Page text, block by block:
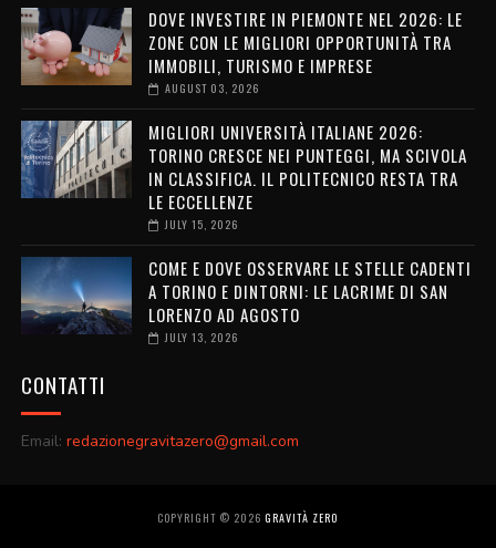
DOVE INVESTIRE IN PIEMONTE NEL 2026: LE
ZONE CON LE MIGLIORI OPPORTUNITÀ TRA
IMMOBILI, TURISMO E IMPRESE
AUGUST 03, 2026
MIGLIORI UNIVERSITÀ ITALIANE 2026:
TORINO CRESCE NEI PUNTEGGI, MA SCIVOLA
IN CLASSIFICA. IL POLITECNICO RESTA TRA
LE ECCELLENZE
JULY 15, 2026
COME E DOVE OSSERVARE LE STELLE CADENTI
A TORINO E DINTORNI: LE LACRIME DI SAN
LORENZO AD AGOSTO
JULY 13, 2026
CONTATTI
Email: redazionegravitazero@gmail.com
COPYRIGHT © 2026GRAVITÀ ZERO